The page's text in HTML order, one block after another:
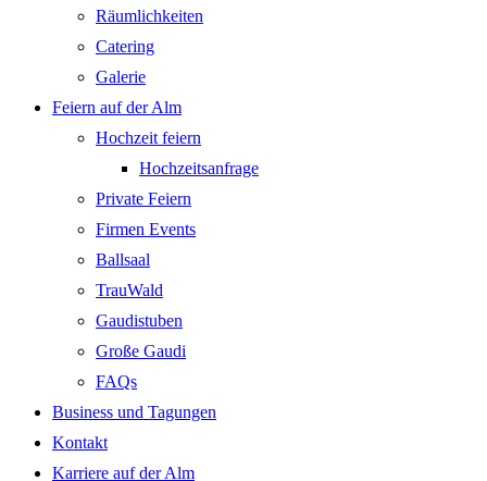
Räumlichkeiten
Catering
Galerie
Feiern auf der Alm
Hochzeit feiern
Hochzeitsanfrage
Private Feiern
Firmen Events
Ballsaal
TrauWald
Gaudistuben
Große Gaudi
FAQs
Business und Tagungen
Kontakt
Karriere auf der Alm